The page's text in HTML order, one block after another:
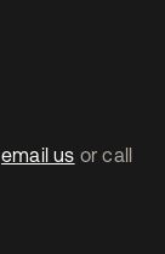
email us or call